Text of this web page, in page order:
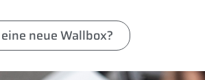
neue Wallbox?